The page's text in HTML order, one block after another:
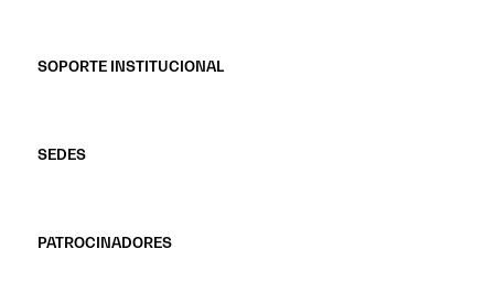
SOPORTE INSTITUCIONAL
SEDES
PATROCINADORES